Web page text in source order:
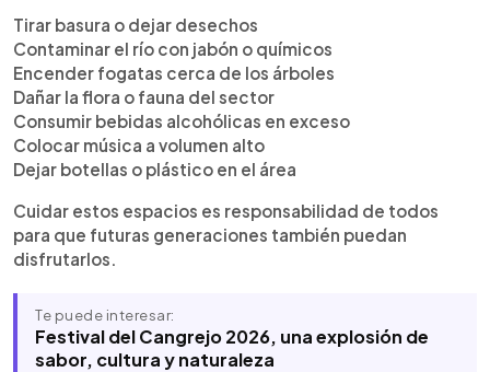
Tirar basura o dejar desechos
Contaminar el río con jabón o químicos
Encender fogatas cerca de los árboles
Dañar la flora o fauna del sector
Consumir bebidas alcohólicas en exceso
Colocar música a volumen alto
Dejar botellas o plástico en el área
Cuidar estos espacios es responsabilidad de todos
para que futuras generaciones también puedan
disfrutarlos.
Te puede interesar:
Festival del Cangrejo 2026, una explosión de
sabor, cultura y naturaleza